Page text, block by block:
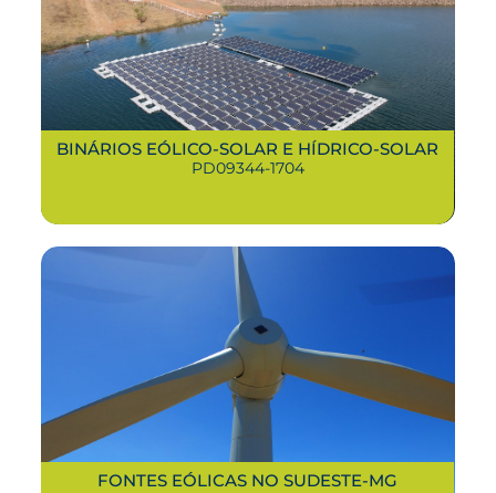
BINÁRIOS EÓLICO-SOLAR E HÍDRICO-SOLAR
PD09344-1704
FONTES EÓLICAS NO SUDESTE-MG